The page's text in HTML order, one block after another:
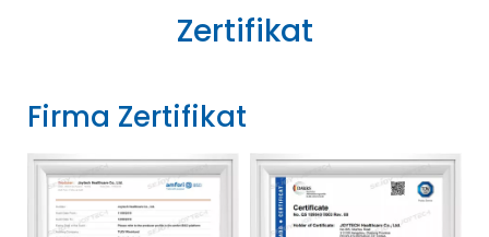
Zertifikat
Firma Zertifikat